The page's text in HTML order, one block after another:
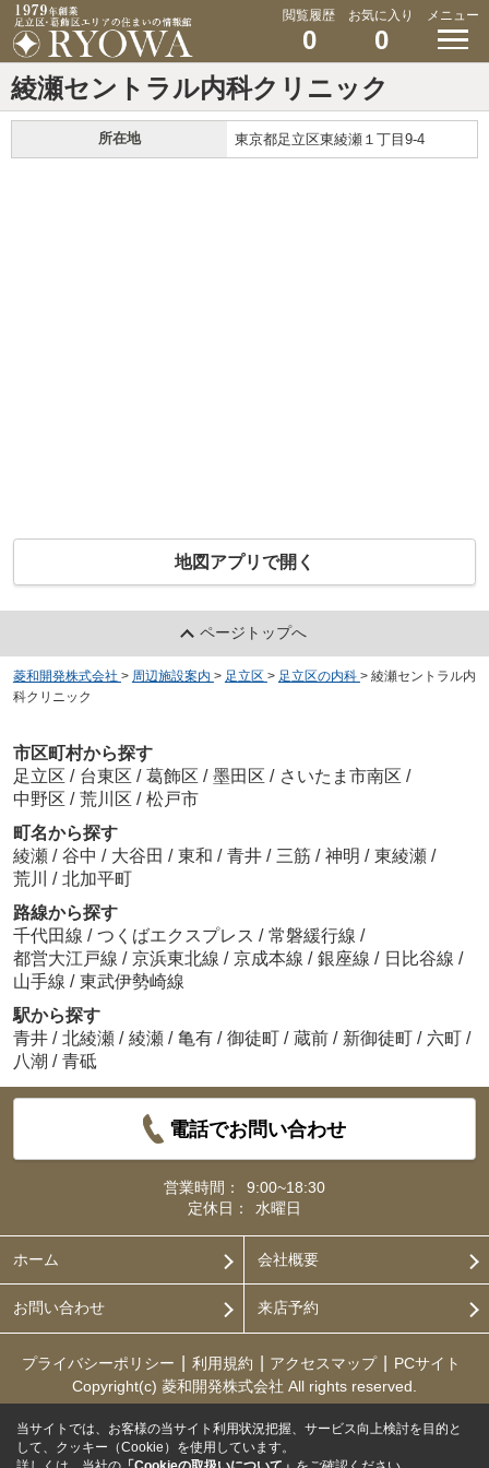
閲覧履歴
0
お気に入り
0
メニュー
綾瀬セントラル内科クリニック
所在地 東京都足立区東綾瀬１丁目9-4
地図アプリで開く
ページトップへ
菱和開発株式会社 > 周辺施設案内 > 足立区 > 足立区の内科 > 綾瀬セントラル内
科クリニック
市区町村から探す
足立区 / 台東区 / 葛飾区 / 墨田区 / さいたま市南区 /
中野区 / 荒川区 / 松戸市
町名から探す
綾瀬 / 谷中 / 大谷田 / 東和 / 青井 / 三筋 / 神明 / 東綾瀬 /
荒川 / 北加平町
路線から探す
千代田線 / つくばエクスプレス / 常磐緩行線 /
都営大江戸線 / 京浜東北線 / 京成本線 / 銀座線 / 日比谷線 /
山手線 / 東武伊勢崎線
駅から探す
青井 / 北綾瀬 / 綾瀬 / 亀有 / 御徒町 / 蔵前 / 新御徒町 / 六町 /
八潮 / 青砥
電話でお問い合わせ
営業時間：
9:00~18:30
定休日：
水曜日
ホーム 会社概要
お問い合わせ 来店予約
プライバシーポリシー 利用規約 アクセスマップ
PCサイト
Copyright(c) 菱和開発株式会社 All rights reserved.
当サイトでは、お客様の当サイト利用状況把握、サービス向上検討を目的と
して、クッキー（Cookie）を使用しています。